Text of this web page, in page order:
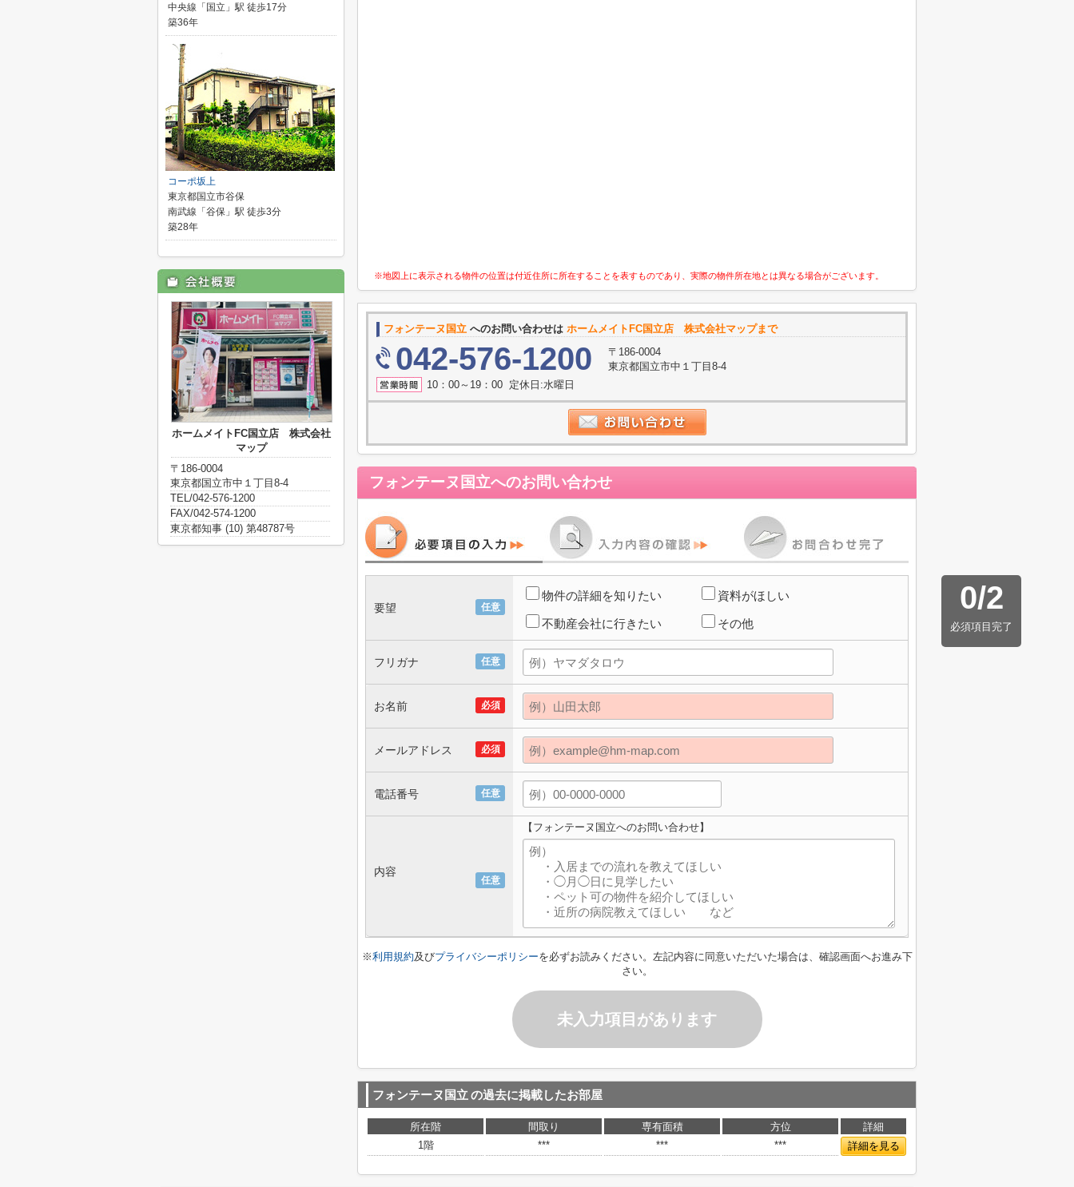
※地図上に表示される物件の位置は付近住所に所在することを表すものであり、実際の物件所在地とは異なる場合がございます。
フォンテーヌ国立 へのお問い合わせは ホームメイトFC国立店 株式会社マップまで
042-576-1200
〒186-0004
東京都国立市中１丁目8-4
10：00～19：00 定休日:水曜日
フォンテーヌ国立へのお問い合わせ
0/2
必須項目完了
任意
要望
物件の詳細を知りたい 資料がほしい
不動産会社に行きたい その他
任意
フリガナ
必須
お名前
必須
メールアドレス
任意
電話番号
任意
内容
【フォンテーヌ国立へのお問い合わせ】
※利用規約及びプライバシーポリシーを必ずお読みください。左記内容に同意いただいた場合は、確認画面へお進み下
さい。
未入力項目があります
フォンテーヌ国立 の過去に掲載したお部屋
所在階 間取り 専有面積 方位
詳細
1階
*** *** *** 詳細を見る
中央線「国立」駅 徒歩17分
築36年
コーポ坂上
東京都国立市谷保
南武線「谷保」駅 徒歩3分
築28年
ホームメイトFC国立店 株式会社
マップ
〒186-0004
東京都国立市中１丁目8-4
TEL/042-576-1200
FAX/042-574-1200
東京都知事 (10) 第48787号